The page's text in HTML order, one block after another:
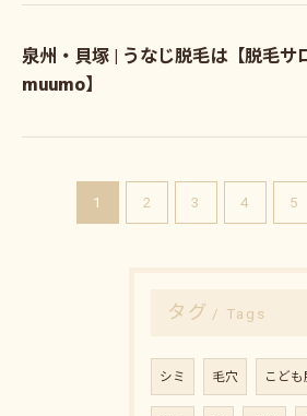
泉州・貝塚 | うなじ脱毛は【脱毛サ
muumo】
1 2 3 4 5
タグ Tags
シミ 毛穴 こど